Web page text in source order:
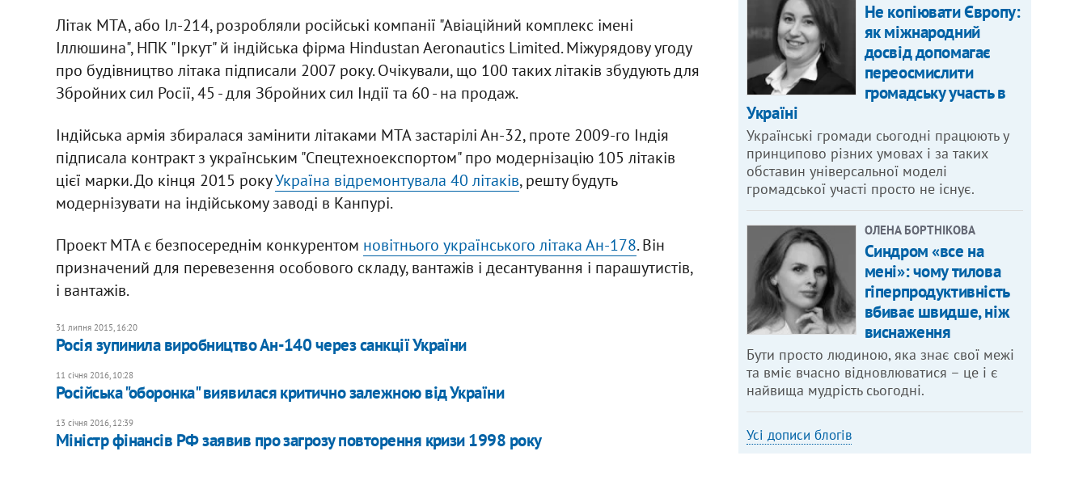
Літак МТА, або Іл-214, розробляли російські компанії "Авіаційний комплекс імені
Іллюшина", НПК "Іркут" й індійська фірма Hindustan Aeronautics Limited. Міжурядову угоду
про будівництво літака підписали 2007 року. Очікували, що 100 таких літаків збудують для
Збройних сил Росії, 45 - для Збройних сил Індії та 60 - на продаж.
Індійська армія збиралася замінити літаками МТА застарілі Ан-32, проте 2009-го Індія
підписала контракт з українським "Спецтехноекспортом" про модернізацію 105 літаків
цієї марки. До кінця 2015 рокуУкраїна відремонтувала 40 літаків, решту будуть
модернізувати на індійському заводі в Канпурі.
Проект МТА є безпосереднім конкурентом новітнього українського літака Ан-178. Він
призначений для перевезення особового складу, вантажів і десантування і парашутистів,
і вантажів.
31 липня 2015, 16:20
Росія зупинила виробництво Ан-140 через санкції України
11 січня 2016, 10:28
Російська "оборонка" виявилася критично залежною від України
13 січня 2016, 12:39
Міністр фінансів РФ заявив про загрозу повторення кризи 1998 року
Не копіювати Європу:
як міжнародний
досвід допомагає
переосмислити
громадську участь в
Україні
Українські громади сьогодні працюють у
принципово різних умовах і за таких
обставин універсальної моделі
громадської участі просто не існує.
ОЛЕНА БОРТНІКОВА
Синдром «все на
мені»: чому тилова
гіперпродуктивність
вбиває швидше, ніж
виснаження
Бути просто людиною, яка знає свої межі
та вміє вчасно відновлюватися – це і є
найвища мудрість сьогодні.
Усі дописи блогів